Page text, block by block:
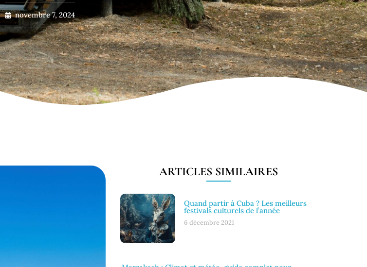
novembre 7, 2024
ARTICLES SIMILAIRES
Quand partir à Cuba ? Les meilleurs
festivals culturels de l’année
6 décembre 2021